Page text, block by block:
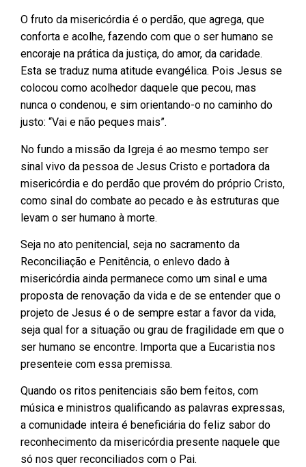
O fruto da misericórdia é o perdão, que agrega, que
conforta e acolhe, fazendo com que o ser humano se
encoraje na prática da justiça, do amor, da caridade.
Esta se traduz numa atitude evangélica. Pois Jesus se
colocou como acolhedor daquele que pecou, mas
nunca o condenou, e sim orientando-o no caminho do
justo: “Vai e não peques mais”.
No fundo a missão da Igreja é ao mesmo tempo ser
sinal vivo da pessoa de Jesus Cristo e portadora da
misericórdia e do perdão que provém do próprio Cristo,
como sinal do combate ao pecado e às estruturas que
levam o ser humano à morte.
Seja no ato penitencial, seja no sacramento da
Reconciliação e Penitência, o enlevo dado à
misericórdia ainda permanece como um sinal e uma
proposta de renovação da vida e de se entender que o
projeto de Jesus é o de sempre estar a favor da vida,
seja qual for a situação ou grau de fragilidade em que o
ser humano se encontre. Importa que a Eucaristia nos
presenteie com essa premissa.
Quando os ritos penitenciais são bem feitos, com
música e ministros qualificando as palavras expressas,
a comunidade inteira é beneficiária do feliz sabor do
reconhecimento da misericórdia presente naquele que
só nos quer reconciliados com o Pai.